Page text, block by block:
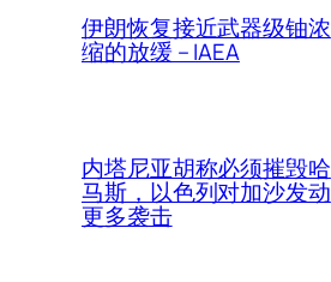
伊朗恢复接近武器级铀浓
缩的放缓 – IAEA
内塔尼亚胡称必须摧毁哈
马斯，以色列对加沙发动
更多袭击